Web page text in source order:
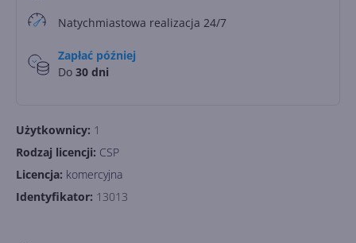
Natychmiastowa realizacja 24/7
Zapłać później
Do 30 dni
Użytkownicy: 1
Rodzaj licencji: CSP
Licencja: komercyjna
Identyfikator: 13013